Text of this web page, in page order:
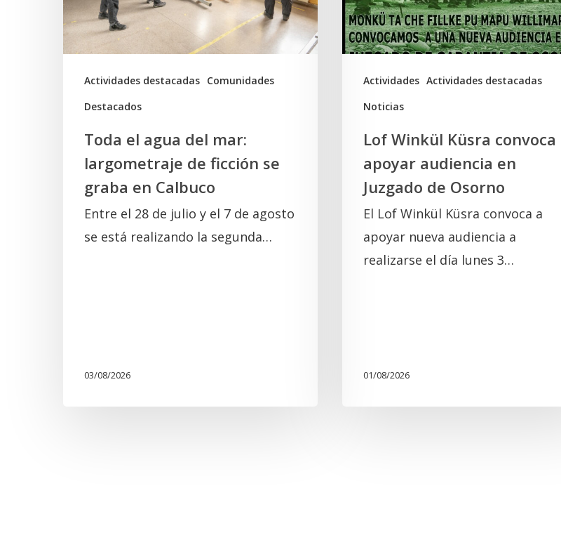
Actividades destacadas Comunidades
Destacados
largometraje
de
ficción
graba
Calbuco
Toda el agua del mar:
largometraje de ficción se
graba en Calbuco
Entre el 28 de julio y el 7 de agosto
se está realizando la segunda…
03/08/2026
Actividades Actividades destacadas
Noticias
apoyar
audiencia
en
Juzgado
Lof Winkül Küsra convoca
apoyar audiencia en
Juzgado de Osorno
El Lof Winkül Küsra convoca a
apoyar nueva audiencia a
realizarse el día lunes 3…
01/08/2026